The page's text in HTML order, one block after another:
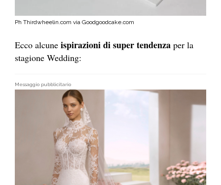
Ph Thirdwheelin.com via Goodgoodcake.com
Ecco alcune ispirazioni di super tendenza per la
stagione Wedding:
Messaggio pubblicitario